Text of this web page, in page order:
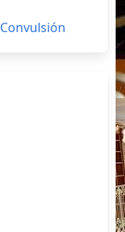
Convulsión